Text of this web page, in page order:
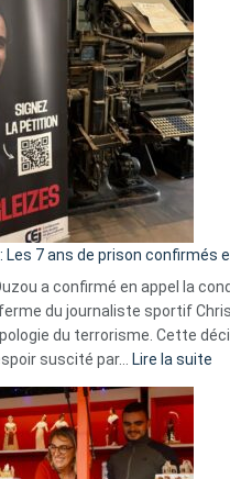
Pays-
Bas,
Espagne,
Irlande
et
Slovénie
rejettent
la
présence
d’Israël
Les 7 ans de prison confirmés
a confirmé en appel la
du journaliste sportif
du terrorisme. Cette
suscité par… Lire la suite